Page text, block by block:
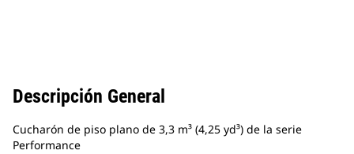
Descripción General
Cucharón de piso plano de 3,3 m³ (4,25 yd³) de la serie
Performance